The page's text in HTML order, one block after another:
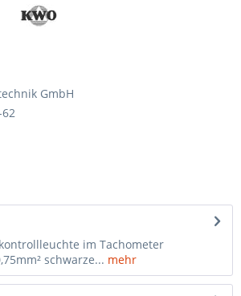
GmbH
im Tachometer
schwarze... mehr